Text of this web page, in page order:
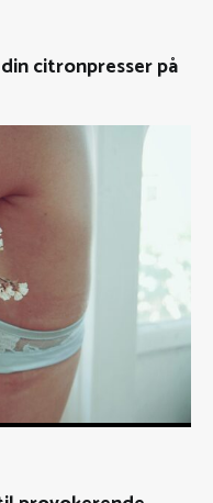
citronpresser på